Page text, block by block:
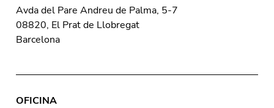
Avda del Pare Andreu de Palma, 5-7
08820, El Prat de Llobregat
Barcelona
OFICINA